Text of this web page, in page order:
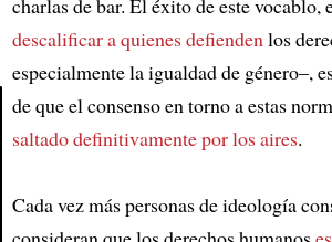
Article
charlas de bar. El éxito de este vocablo,
descalificar a quienes defiendenlos
especialmente la igualdad de género–,
de que el consenso en torno a estas
saltado definitivamente por los aires.
Cada vez más personas de ideología